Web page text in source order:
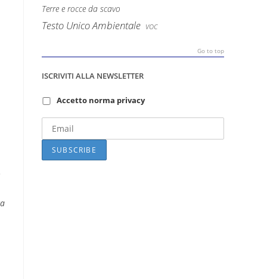
Terre e rocce da scavo
Testo Unico Ambientale VOC
Go to top
ISCRIVITI ALLA NEWSLETTER
Accetto norma privacy